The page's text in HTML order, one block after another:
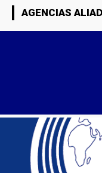
AGENCIAS